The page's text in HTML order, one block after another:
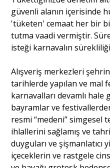
güvenli alanın içerisinde
'tüketen' cemaat her bir
tutma vaadi vermiştir.
isteği karnavalın
Alışveriş merkezleri
tarihlerde yapılan ve mal
karnavalları devamlı
bayramlar ve
resmi “medeni” simgesel
ihlallerini sağlamış ve
duyguları ve şişmanlatıcı
içeceklerin ve rastgele